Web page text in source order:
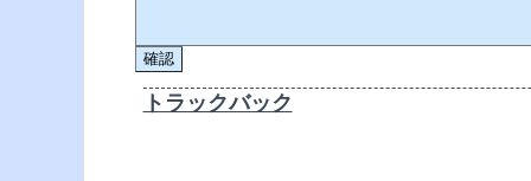
トラックバック